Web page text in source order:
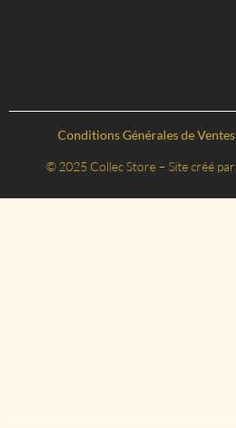
Conditions Générales de Ventes
© 2025 Collec Store – Site créé par